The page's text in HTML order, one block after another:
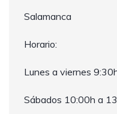
Salamanca
Horario:
Lunes a viernes
Sábados 10:00h a